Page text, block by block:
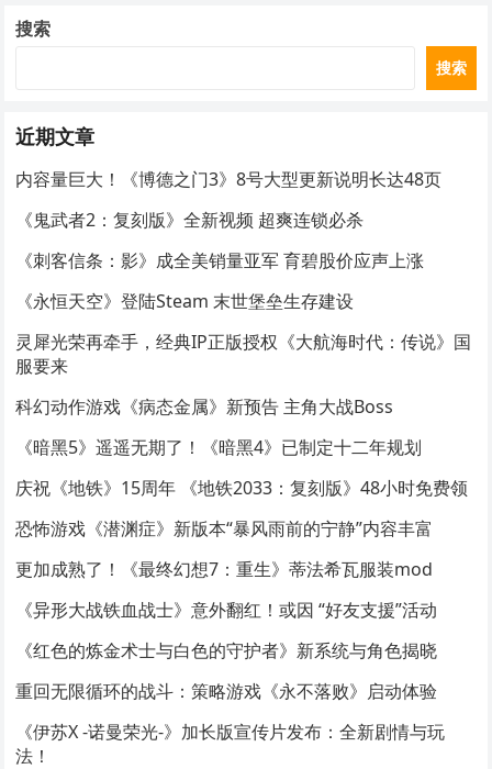
搜索
搜索
近期文章
内容量巨大！《博德之门3》8号大型更新说明长达48页
《鬼武者2：复刻版》全新视频 超爽连锁必杀
《刺客信条：影》成全美销量亚军 育碧股价应声上涨
《永恒天空》登陆Steam 末世堡垒生存建设
灵犀光荣再牵手，经典IP正版授权《大航海时代：传说》国
服要来
科幻动作游戏《病态金属》新预告 主角大战Boss
《暗黑5》遥遥无期了！《暗黑4》已制定十二年规划
庆祝《地铁》15周年 《地铁2033：复刻版》48小时免费领
恐怖游戏《潜渊症》新版本“暴风雨前的宁静”内容丰富
更加成熟了！《最终幻想7：重生》蒂法希瓦服装mod
《异形大战铁血战士》意外翻红！或因 “好友支援”活动
《红色的炼金术士与白色的守护者》新系统与角色揭晓
重回无限循环的战斗：策略游戏《永不落败》启动体验
《伊苏X -诺曼荣光-》加长版宣传片发布：全新剧情与玩
法！